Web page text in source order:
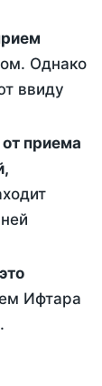
Однако
ввиду
Ифтара